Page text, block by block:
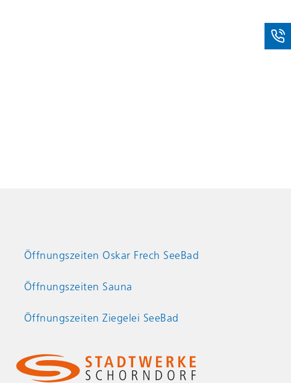
Öffnungszeiten Oskar Frech SeeBad
Öffnungszeiten Sauna
Öffnungszeiten Ziegelei SeeBad